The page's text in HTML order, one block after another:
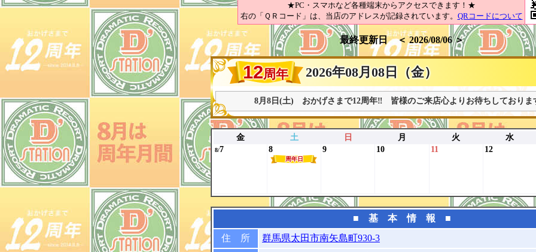
★PC・スマホなど各種端末からアクセスできます！★
右の「ＱＲコード」は、当店のアドレスが記録されています。 QRコードについて
最終更新日 ＜ 2026/08/06 ＞
12周年 2026年08月08日（金）
8月8日(土) おかげさまで12周年‼ 皆様のご来店心よりお待ちしておりま
金 土 日 月 火 水
8/7 8
周年日
9 10 11 12
■ 基 本 情 報 ■
住 所
群馬県太田市南矢島町930-3